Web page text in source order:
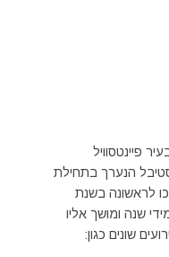
פיינטסוויל
הנערך בתחילת
לראשונה בשנת
שנה ומושך אליו
שונים כגון: